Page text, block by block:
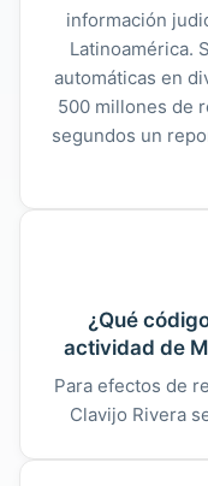
información
Latinoamérica.
automáticas en
500 millones de
segundos un
¿Qué
actividad de
Para efectos de
Clavijo Rivera